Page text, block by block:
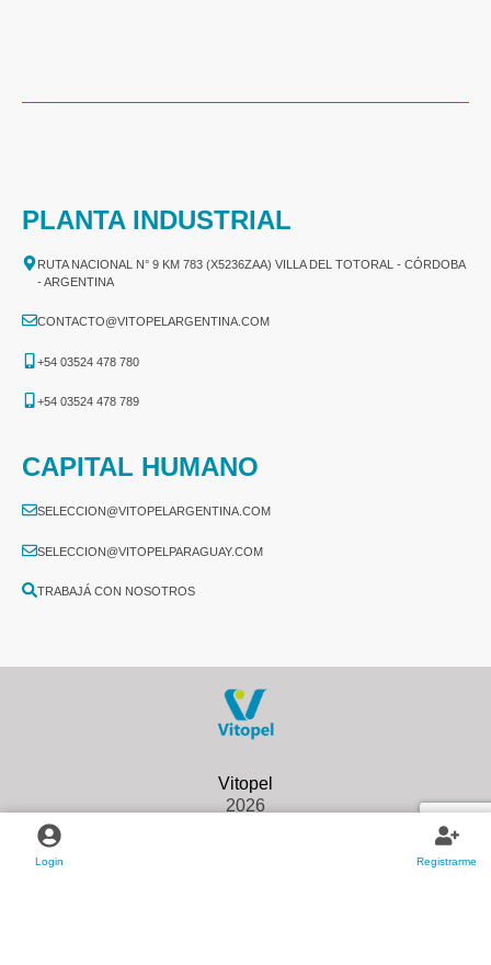
Login Registrarme
PLANTA INDUSTRIAL
RUTA NACIONAL N° 9 KM 783 (X5236ZAA) VILLA DEL TOTORAL - CÓRDOBA
- ARGENTINA
CONTACTO@VITOPELARGENTINA.COM
+54 03524 478 780​
+54 03524 478 789​
CAPITAL HUMANO
SELECCION@VITOPELARGENTINA.COM
SELECCION@VITOPELPARAGUAY.COM
TRABAJÁ CON NOSOTROS
2026